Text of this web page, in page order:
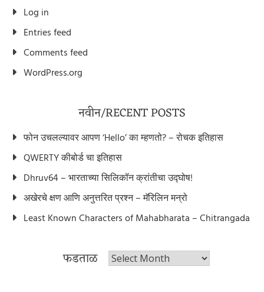
Log in
Entries feed
Comments feed
WordPress.org
नवीन/RECENT POSTS
फोन उचलल्यावर आपण ‘Hello’ का म्हणतो? – रोचक इतिहास
QWERTY कीबोर्ड चा इतिहास
Dhruv64 – भारताच्या सिलिकॉन क्रांतीचा उद्घोष!
अखेरचे क्षण आणि अनुत्तरित प्रश्न – मॅरिलिन मन्रो
Least Known Characters of Mahabharata – Chitrangada
फडताळ फडताळ